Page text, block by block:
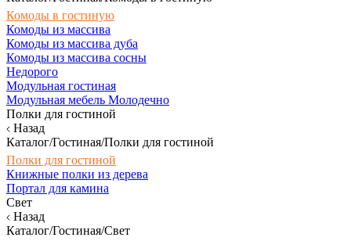
Комоды в гостиную
Комоды из массива
Комоды из массива дуба
Комоды из массива сосны
Недорого
Модульная гостиная
Модульная мебель Молодечно
Полки для гостиной
Назад
Каталог/Гостиная/Полки для гостиной
Полки для гостиной
Книжные полки из дерева
Портал для камина
Свет
Назад
Каталог/Гостиная/Свет